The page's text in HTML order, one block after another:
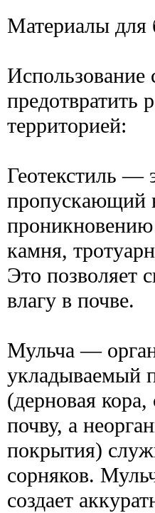
Материалы для
Использование
предотвратить
территорией:
Геотекстиль —
пропускающий
камня,
Это позволяет
влагу в почве.
Мульча —
укладываемый
(дерновая
почву, а
покрытия)
сорняков.
создает